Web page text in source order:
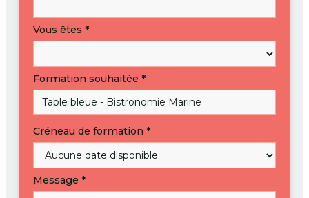
Vous êtes *
Formation souhaitée *
Créneau de formation *
Message *